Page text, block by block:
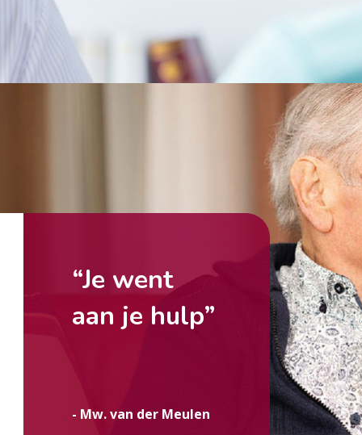
“Je went
aan je hulp”
- Mw. van der Meulen